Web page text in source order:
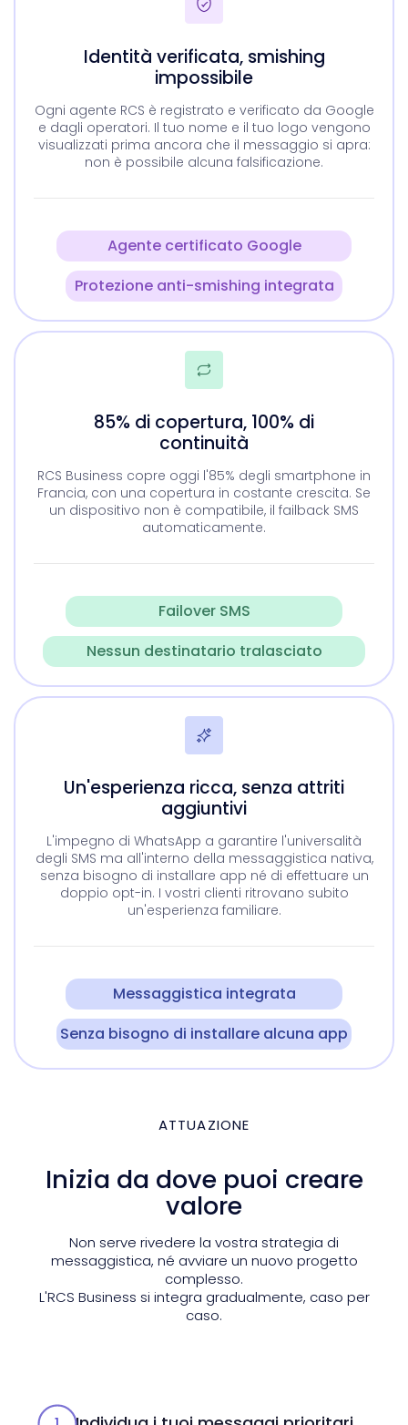
Identità verificata, smishing
impossibile
Ogni agente RCS è registrato e verificato da Google
e dagli operatori. Il tuo nome e il tuo logo vengono
visualizzati prima ancora che il messaggio si apra:
non è possibile alcuna falsificazione.
Agente certificato Google
Protezione anti-smishing integrata
85% di copertura, 100% di
continuità
RCS Business copre oggi l'85% degli smartphone in
Francia, con una copertura in costante crescita. Se
un dispositivo non è compatibile, il failback SMS
automaticamente.
Failover SMS
Nessun destinatario tralasciato
Un'esperienza ricca, senza attriti
aggiuntivi
L'impegno di WhatsApp a garantire l'universalità
degli SMS ma all'interno della messaggistica nativa,
senza bisogno di installare app né di effettuare un
doppio opt-in. I vostri clienti ritrovano subito
un'esperienza familiare.
Messaggistica integrata
Senza bisogno di installare alcuna app
ATTUAZIONE
Inizia da dove puoi creare
valore
Non serve rivedere la vostra strategia di
messaggistica, né avviare un nuovo progetto
complesso.
L'RCS Business si integra gradualmente, caso per
caso.